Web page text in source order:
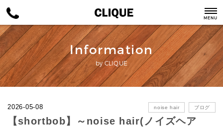
MENU
Information
by CLIQUE
2026-05-08 noise hair ブログ
【shortbob】～noise hair(ノイズヘア